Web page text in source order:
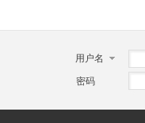
用户名
密码